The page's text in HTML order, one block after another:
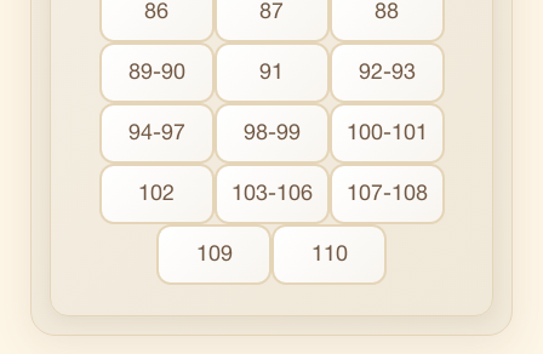
86 87 88
89-90 91 92-93
94-97 98-99 100-101
102 103-106 107-108
109 110